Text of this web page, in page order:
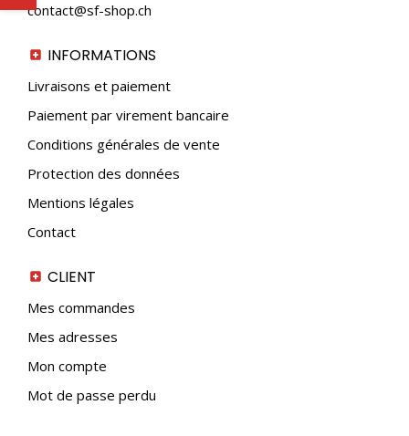
contact@sf-shop.ch
INFORMATIONS
Livraisons et paiement
Paiement par virement bancaire
Conditions générales de vente
Protection des données
Mentions légales
Contact
CLIENT
Mes commandes
Mes adresses
Mon compte
Mot de passe perdu